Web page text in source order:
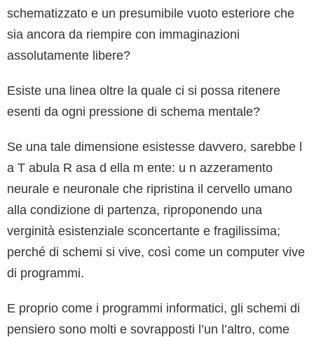
schematizzato e un presumibile vuoto esteriore che
sia ancora da riempire con immaginazioni
assolutamente libere?
Esiste una linea oltre la quale ci si possa ritenere
esenti da ogni pressione di schema mentale?
Se una tale dimensione esistesse davvero, sarebbe l
a T abula R asa d ella m ente: u n azzeramento
neurale e neuronale che ripristina il cervello umano
alla condizione di partenza, riproponendo una
verginità esistenziale sconcertante e fragilissima;
perché di schemi si vive, così come un computer vive
di programmi.
E proprio come i programmi informatici, gli schemi di
pensiero sono molti e sovrapposti l’un l’altro, come